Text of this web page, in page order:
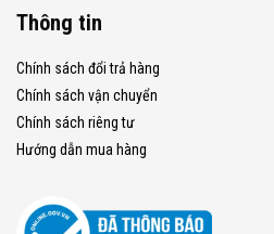
Thông tin
Chính sách đổi trả hàng
Chính sách vận chuyển
Chính sách riêng tư
Hướng dẫn mua hàng